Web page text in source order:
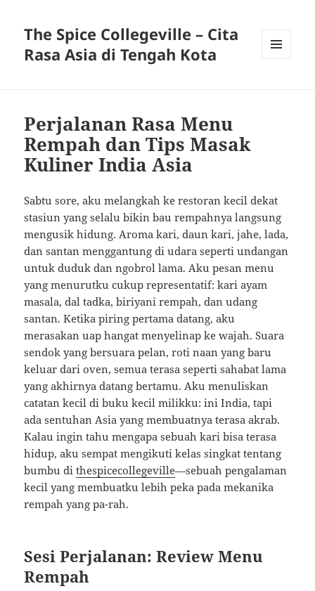
The Spice Collegeville – Cita
Rasa Asia di Tengah Kota
Perjalanan Rasa Menu
Rempah dan Tips Masak
Kuliner India Asia
Sabtu sore, aku melangkah ke restoran kecil dekat
stasiun yang selalu bikin bau rempahnya langsung
mengusik hidung. Aroma kari, daun kari, jahe, lada,
dan santan menggantung di udara seperti undangan
untuk duduk dan ngobrol lama. Aku pesan menu
yang menurutku cukup representatif: kari ayam
masala, dal tadka, biriyani rempah, dan udang
santan. Ketika piring pertama datang, aku
merasakan uap hangat menyelinap ke wajah. Suara
sendok yang bersuara pelan, roti naan yang baru
keluar dari oven, semua terasa seperti sahabat lama
yang akhirnya datang bertamu. Aku menuliskan
catatan kecil di buku kecil milikku: ini India, tapi
ada sentuhan Asia yang membuatnya terasa akrab.
Kalau ingin tahu mengapa sebuah kari bisa terasa
hidup, aku sempat mengikuti kelas singkat tentang
bumbu dithespicecollegeville—sebuah pengalaman
kecil yang membuatku lebih peka pada mekanika
rempah yang pa-rah.
Sesi Perjalanan: Review Menu
Rempah